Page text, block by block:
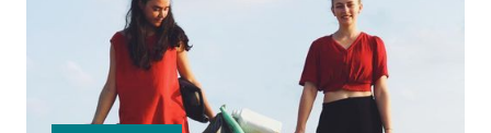
neue, nachhaltige Produkte, gekoppelt an
Workshops in Schulen, die das Verständnis der
Ressource Plastik erweitern.